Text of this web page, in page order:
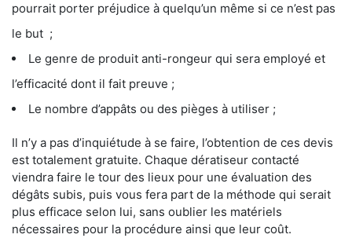
pourrait porter préjudice à quelqu’un même si ce n’est pas
le but ;
Le genre de produit anti-rongeur qui sera employé et
l’efficacité dont il fait preuve ;
Le nombre d’appâts ou des pièges à utiliser ;
Il n’y a pas d’inquiétude à se faire, l’obtention de ces devis
est totalement gratuite. Chaque dératiseur contacté
viendra faire le tour des lieux pour une évaluation des
dégâts subis, puis vous fera part de la méthode qui serait
plus efficace selon lui, sans oublier les matériels
nécessaires pour la procédure ainsi que leur coût.